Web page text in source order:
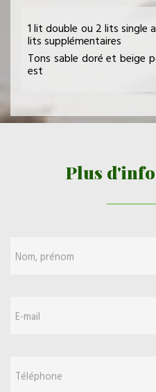
1 lit double ou 2 lits single
lits supplémentaires
Tons sable doré et beige
est
Plus
Nom, prénom
E-mail
Téléphone